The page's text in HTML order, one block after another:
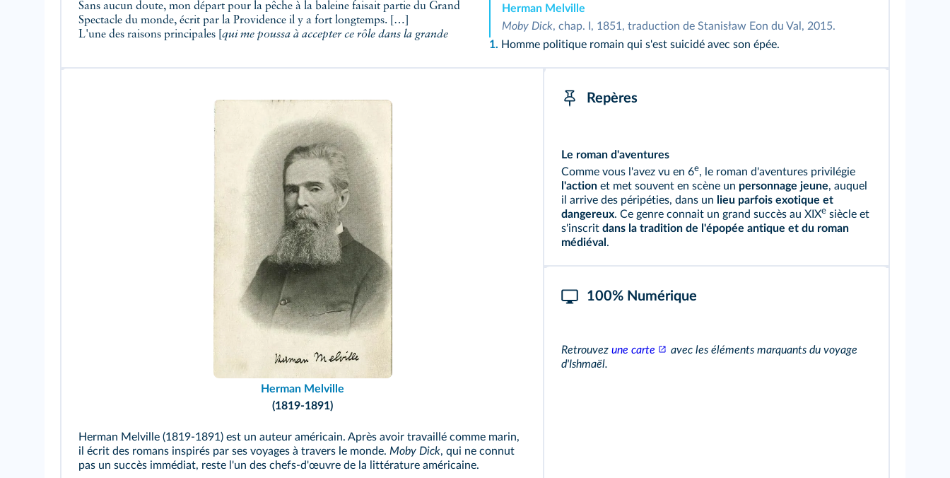
Sans aucun doute, mon départ pour la pêche à la baleine faisait partie du Grand
Spectacle du monde, écrit par la Providence il y a fort longtemps. […]
L'une des raisons principales [ qui me poussa à accepter ce rôle dans la grande
Herman Melville
Moby Dick, chap. I, 1851, traduction de Stanisław Eon du Val, 2015.
1. Homme politique romain qui s'est suicidé avec son épée.
Herman Melville
(1819-1891)
Herman Melville (1819-1891) est un auteur américain. Après avoir travaillé comme marin,
il écrit des romans inspirés par ses voyages à travers le monde. Moby Dick, qui ne connut
pas un succès immédiat, reste l'un des chefs-d'œuvre de la littérature américaine.
Repères
Le roman d'aventures
Comme vous l'avez vu en 6e, le roman d'aventures privilégie
l'actionet met souvent en scène un personnage jeune, auquel
il arrive des péripéties, dans un lieu parfois exotique et
dangereux. Ce genre connait un grand succès au XIXesiècle et
s'inscrit dans la tradition de l'épopée antique et du roman
médiéval .
100% Numérique
Retrouvez une carte
avec les éléments marquants du voyage
d'Ishmaël.